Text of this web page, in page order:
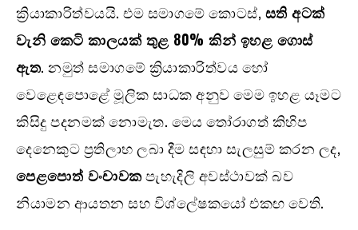
ක්‍රියාකාරිත්වයයි. එම සමාගමේ කොටස්, සති අටක්
වැනි කෙටි කාලයක් තුළ 80% කින් ඉහළ ගොස්
ඇත. නමුත් සමාගමේ ක්‍රියාකාරිත්වය හෝ
වෙළෙඳපොළේ මූලික සාධක අනුව මෙම ඉහළ යෑමට
කිසිදු පදනමක් නොමැත. මෙය තෝරාගත් කිහිප
දෙනෙකුට ප්‍රතිලාභ ලබා දීම සඳහා සැලසුම් කරන ලද,
පෙළපොත් වංචාවකපැහැදිලි අවස්ථාවක් බව
නියාමන ආයතන සහ විශ්ලේෂකයෝ එකඟ වෙති.